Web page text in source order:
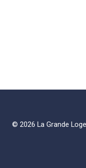
© 2026 La Grande